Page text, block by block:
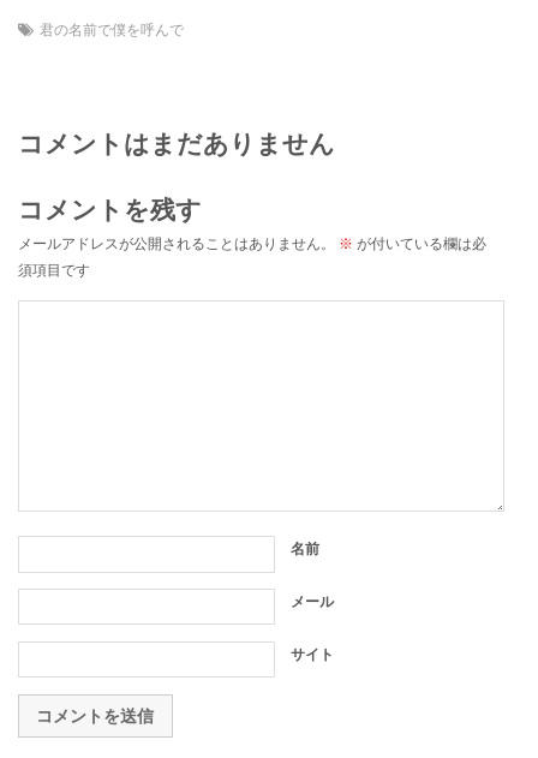
君の名前で僕を呼んで
コメントはまだありません
コメントを残す
メールアドレスが公開されることはありません。 ※ が付いている欄は必
須項目です
名前
メール
サイト